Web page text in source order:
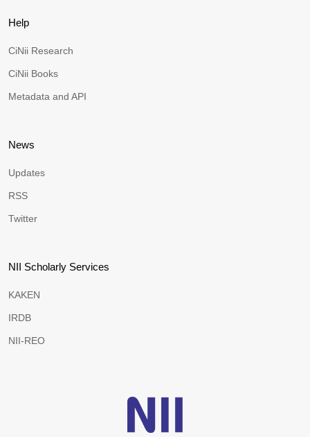
Help
CiNii Research
CiNii Books
Metadata and API
News
Updates
RSS
Twitter
NII Scholarly Services
KAKEN
IRDB
NII-REO